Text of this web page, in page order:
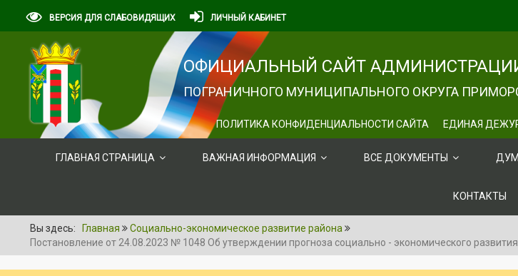
ВЕРСИЯ ДЛЯ СЛАБОВИДЯЩИХ ЛИЧНЫЙ КАБИНЕТ
ОФИЦИАЛЬНЫЙ САЙТ
ПОГРАНИЧНОГО МУНИЦИПАЛЬНОГО ОКРУГА
ПОЛИТИКА КОНФИДЕНЦИАЛЬНОСТИ САЙТА ЕДИНАЯ
ГЛАВНАЯ СТРАНИЦА ВАЖНАЯ ИНФОРМАЦИЯ ВСЕ ДОКУМЕНТЫ
КОНТАКТЫ
Вы здесь: Главная
Социально-экономическое развитие района
Постановление от 24.08.2023 № 1048 Об утверждении прогноза социально - экономического